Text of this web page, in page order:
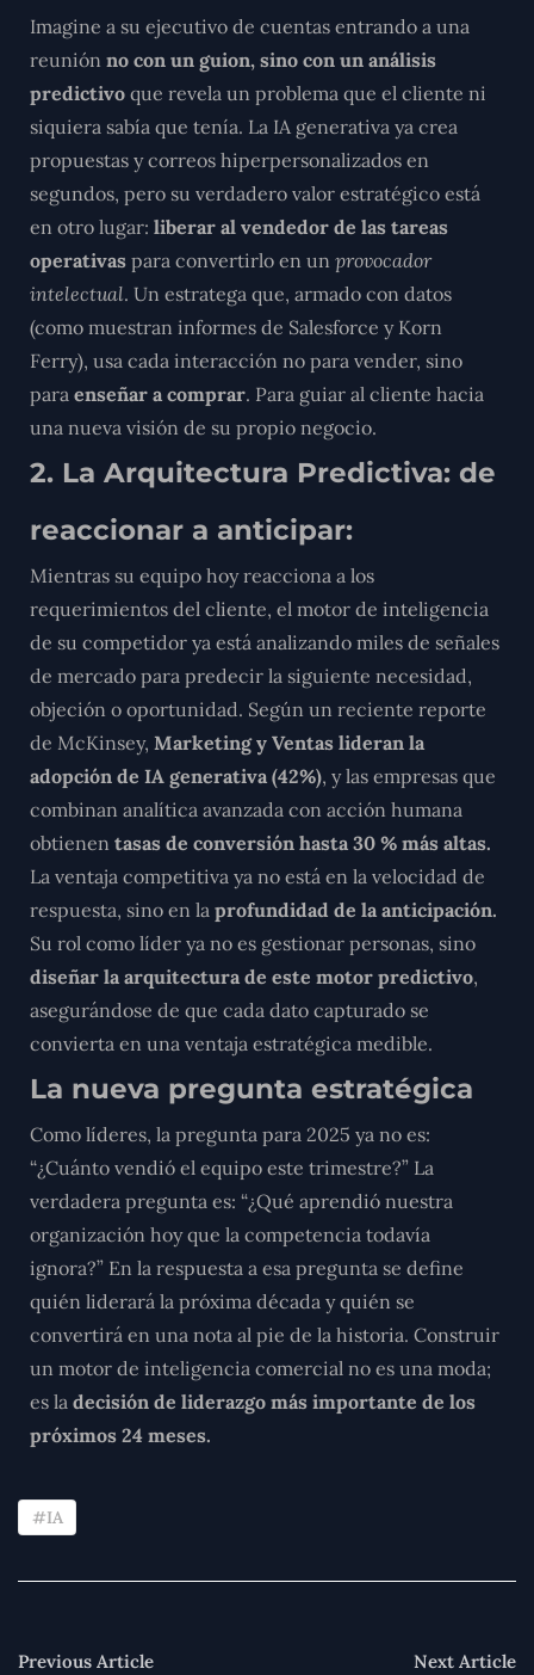
Imagine a su ejecutivo de cuentas entrando a una
reunión no con un guion, sino con un análisis
predictivo que revela un problema que el cliente ni
siquiera sabía que tenía. La IA generativa ya crea
propuestas y correos hiperpersonalizados en
segundos, pero su verdadero valor estratégico está
en otro lugar: liberar al vendedor de las tareas
operativas para convertirlo en un provocador
intelectual. Un estratega que, armado con datos
(como muestran informes de Salesforce y Korn
Ferry), usa cada interacción no para vender, sino
para enseñar a comprar. Para guiar al cliente hacia
una nueva visión de su propio negocio.
2. La Arquitectura Predictiva: de
reaccionar a anticipar:
Mientras su equipo hoy reacciona a los
requerimientos del cliente, el motor de inteligencia
de su competidor ya está analizando miles de señales
de mercado para predecir la siguiente necesidad,
objeción o oportunidad. Según un reciente reporte
de McKinsey, Marketing y Ventas lideran la
adopción de IA generativa (42%), y las empresas que
combinan analítica avanzada con acción humana
obtienen tasas de conversión hasta 30 % más altas.
La ventaja competitiva ya no está en la velocidad de
respuesta, sino en la profundidad de la anticipación.
Su rol como líder ya no es gestionar personas, sino
diseñar la arquitectura de este motor predictivo,
asegurándose de que cada dato capturado se
convierta en una ventaja estratégica medible.
La nueva pregunta estratégica
Como líderes, la pregunta para 2025 ya no es:
“¿Cuánto vendió el equipo este trimestre?” La
verdadera pregunta es: “¿Qué aprendió nuestra
organización hoy que la competencia todavía
ignora?” En la respuesta a esa pregunta se define
quién liderará la próxima década y quién se
convertirá en una nota al pie de la historia. Construir
un motor de inteligencia comercial no es una moda;
es la decisión de liderazgo más importante de los
próximos 24 meses.
IA
Previous Article Next Article